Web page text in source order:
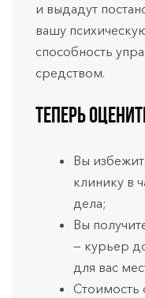
и выдадут
вашу
способность
средством.
Теперь
Вы
клинику в
дела;
Вы
— курьер
для вас
Стоимость